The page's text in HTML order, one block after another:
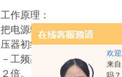
欢迎
来
吗？
工作原理：
把电源输入有过流自动脱
压器初级绕组，根据电磁
－工频高压。此工频高压
２倍。